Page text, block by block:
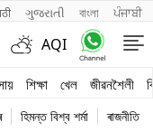
ગુજરાતી বাংলা ਪੰਜਾਬੀ
AQI
শিক্ষা খেল জীৱনশৈলী
হিমন্ত বিশ্ব শৰ্মা ৰাজনীতি